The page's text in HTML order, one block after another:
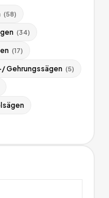
(58)
(34)
(17)
Gehrungssägen (5)